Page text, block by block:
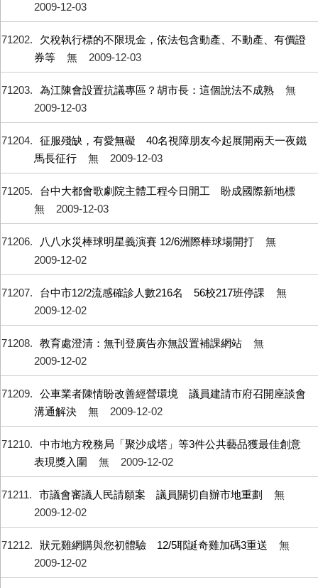
2009-12-03
71202
欠稅執行標的不限現金，依法包含動產、不動產、有價證
券等
無 2009-12-03
71203 為江陳會設置抗議專區？胡市長：這個說法不成熟
無
2009-12-03
71204
征服殘缺，有愛無礙 40名視障朋友今起展開兩天一夜鐵
馬長征行
無 2009-12-03
71205
台中大都會歌劇院主體工程今日開工 盼成國際新地標
無
2009-12-03
71206 八八水災棒球明星義演賽 12/6洲際棒球場開打
無
2009-12-02
71207 台中市12/2流感確診人數216名 56校217班停課
無
2009-12-02
71208 教育處澄清：無刊登廣告亦無設置補課網站
無
2009-12-02
71209
公車業者陳情盼改善經營環境 議員建請市府召開座談會
溝通解決
無 2009-12-02
71210
中市地方稅務局「聚沙成塔」等3件公共藝品獲最佳創意
表現獎入圍
無 2009-12-02
71211 市議會審議人民請願案 議員關切自辦市地重劃
無
2009-12-02
71212 狀元雞網購與您初體驗 12/5耶誕奇雞加碼3重送
無
2009-12-02